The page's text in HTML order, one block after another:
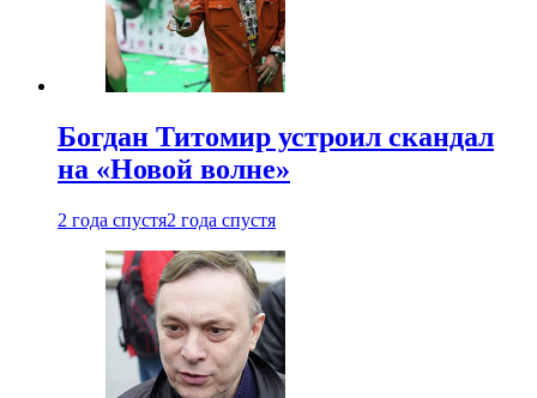
Богдан Титомир устроил скандал
на «Новой волне»
2 года спустя2 года спустя